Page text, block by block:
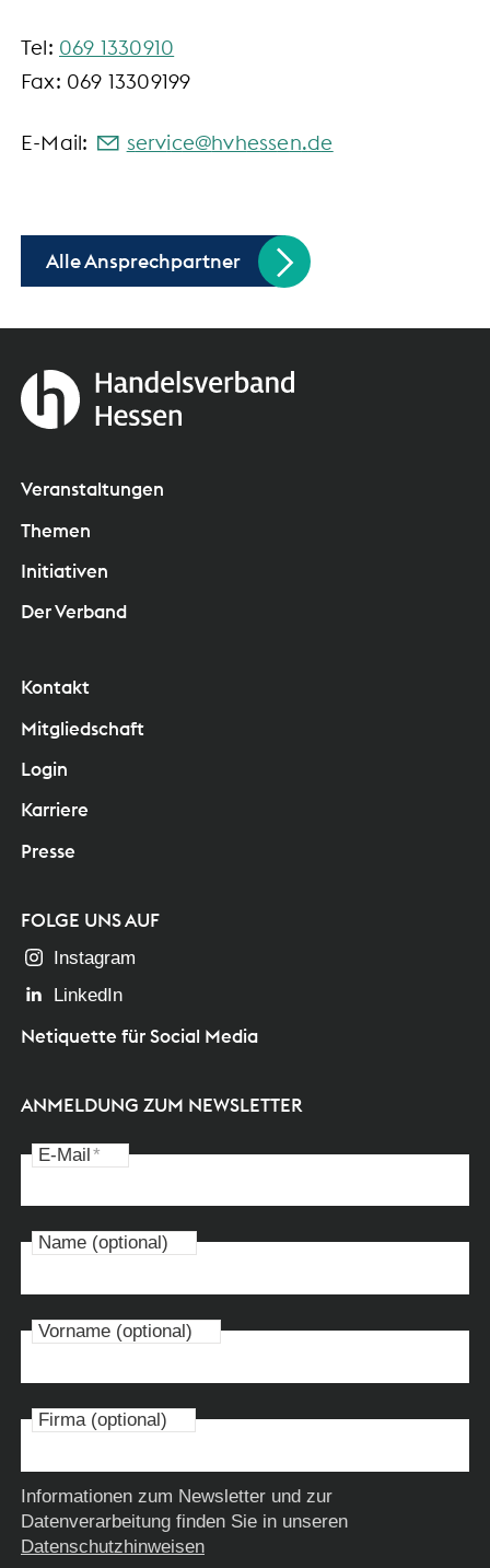
Tel: 069 1330910
Fax: 069 13309199
E-Mail: s rv c hvh ss n d
Alle Ansprechpartner
Veranstaltungen
Themen
Initiativen
Der Verband
Kontakt
Mitgliedschaft
Login
Karriere
Presse
FOLGE UNS AUF
Instagram
LinkedIn
Netiquette für Social Media
ANMELDUNG ZUM NEWSLETTER
E-Mail*
Name (optional)
Vorname (optional)
Firma (optional)
Informationen zum Newsletter und zur
Datenverarbeitung finden Sie in unseren
Datenschutzhinweisen